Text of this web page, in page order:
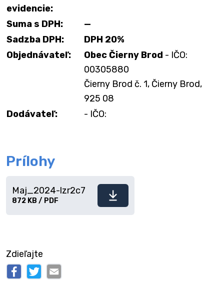
evidencie:
Suma s DPH:
—
Sadzba DPH:
DPH 20%
Objednávateľ:
Obec Čierny Brod - IČO:
00305880
Čierny Brod č. 1, Čierny Brod,
925 08
Dodávateľ:
- IČO:
Prílohy
Stiahnuť
Maj_2024-lzr2c7
872 KB / PDF
Zdieľajte